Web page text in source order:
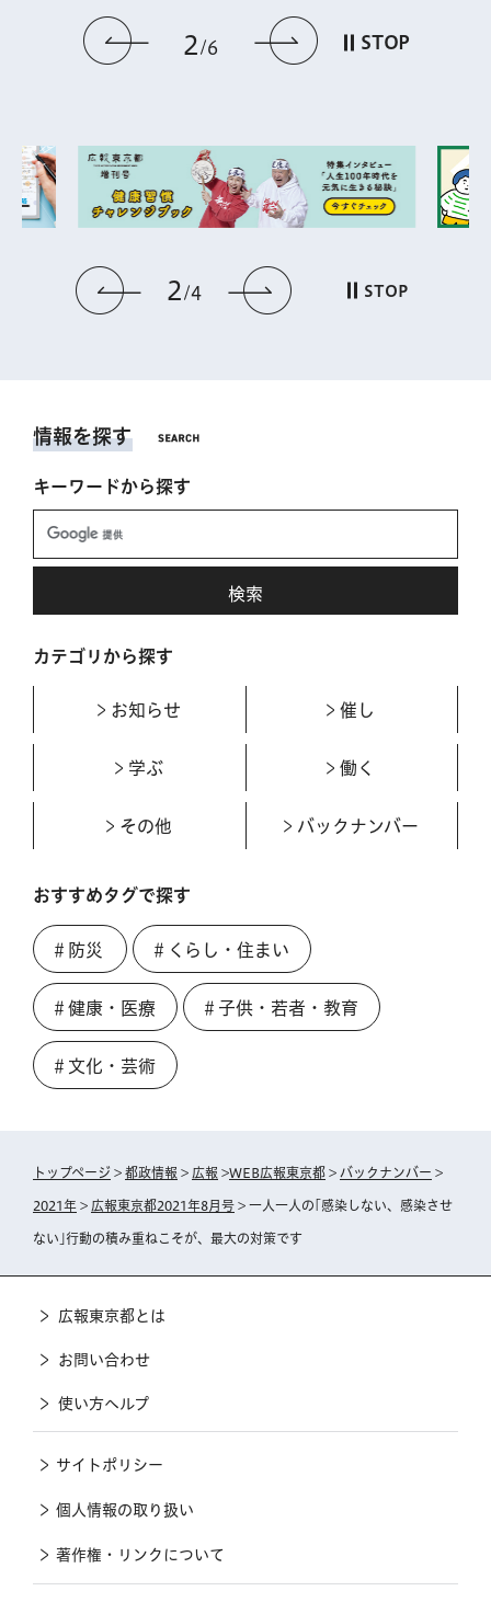
前のスライドを表示
2 6 次のスライドを
STOP
前のスライドを表示
2 4 次のスライドを表
STOP
情報を探す
キーワードから探す
カテゴリから探す
お知らせ 催し
学ぶ 働く
その他 バックナンバー
おすすめタグで探す
＃防災 ＃くらし・住まい
＃健康・医療 ＃子供・若者・教育
＃文化・芸術
トップページ > 都政情報 > 広報 >WEB広報東京都 > バックナンバー >
2021年 > 広報東京都2021年8月号 > 一人一人の｢感染しない、感染させ
ない｣行動の積み重ねこそが、最大の対策です
広報東京都とは
お問い合わせ
使い方ヘルプ
サイトポリシー
個人情報の取り扱い
著作権・リンクについて